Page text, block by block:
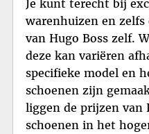
Je kunt terecht bij
warenhuizen en
van Hugo Boss zelf.
deze kan variëren
specifieke model en
schoenen zijn
liggen de prijzen van
schoenen in het